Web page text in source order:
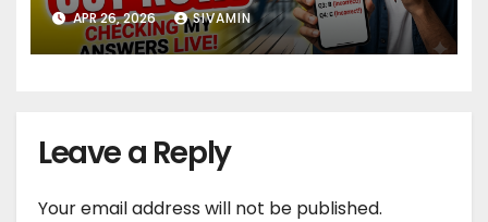
APR 26, 2026 SIVAMIN
Leave a Reply
Your email address will not be published.